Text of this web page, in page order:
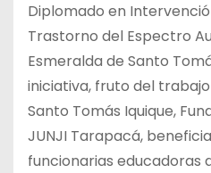
Diplomado en
Trastorno del Espectro
Esmeralda de Santo
iniciativa, fruto del
Santo Tomás Iquique,
JUNJI Tarapacá,
funcionarias educadoras